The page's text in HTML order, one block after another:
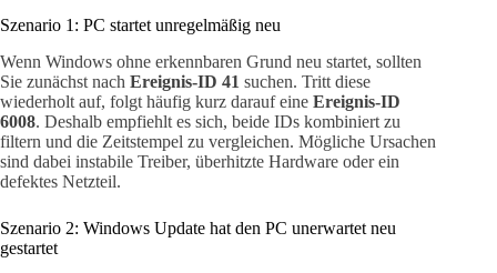
Szenario 1: PC startet unregelmäßig neu
Wenn Windows ohne erkennbaren Grund neu startet, sollten
Sie zunächst nach Ereignis-ID 41 suchen. Tritt diese
wiederholt auf, folgt häufig kurz darauf eine Ereignis-ID
6008. Deshalb empfiehlt es sich, beide IDs kombiniert zu
filtern und die Zeitstempel zu vergleichen. Mögliche Ursachen
sind dabei instabile Treiber, überhitzte Hardware oder ein
defektes Netzteil.
Szenario 2: Windows Update hat den PC unerwartet neu
gestartet